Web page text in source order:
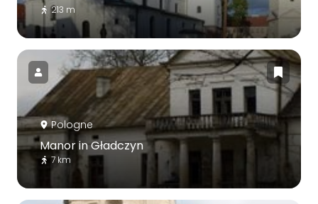
213 m
Pologne
Manor in Gładczyn
7 km